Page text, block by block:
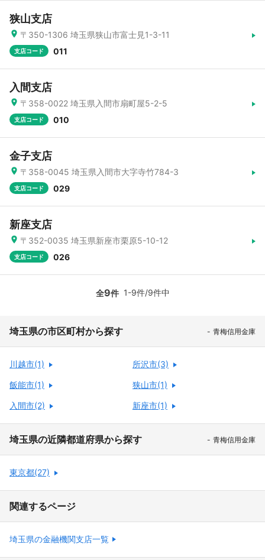
狭山支店
〒350-1306 埼玉県狭山市富士見1-3-11
支店コード 011
入間支店
〒358-0022 埼玉県入間市扇町屋5-2-5
支店コード 010
金子支店
〒358-0045 埼玉県入間市大字寺竹784-3
支店コード 029
新座支店
〒352-0035 埼玉県新座市栗原5-10-12
支店コード 026
全9件 1-9件/9件中
埼玉県の市区町村から探す 青梅信用金庫
川越市(1) 所沢市(3)
飯能市(1) 狭山市(1)
入間市(2) 新座市(1)
埼玉県の近隣都道府県から探す 青梅信用金庫
東京都(27)
関連するページ
埼玉県の金融機関支店一覧